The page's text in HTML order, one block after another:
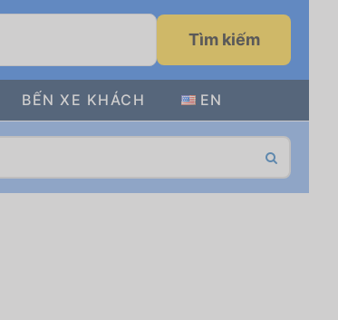
Tìm kiếm
BẾN XE KHÁCH EN